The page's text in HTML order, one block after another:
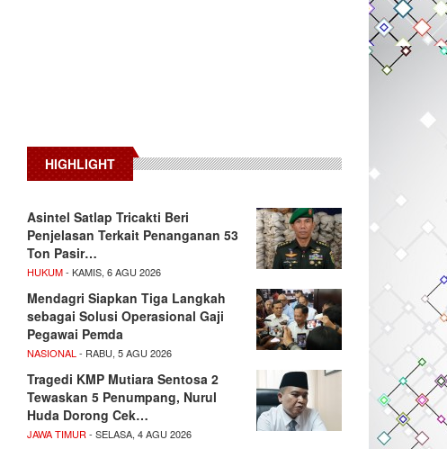
HIGHLIGHT
Asintel Satlap Tricakti Beri
Penjelasan Terkait Penanganan 53
Ton Pasir…
HUKUM- KAMIS, 6 AGU 2026
Mendagri Siapkan Tiga Langkah
sebagai Solusi Operasional Gaji
Pegawai Pemda
NASIONAL - RABU, 5 AGU 2026
Tragedi KMP Mutiara Sentosa 2
Tewaskan 5 Penumpang, Nurul
Huda Dorong Cek…
JAWA TIMUR - SELASA, 4 AGU 2026